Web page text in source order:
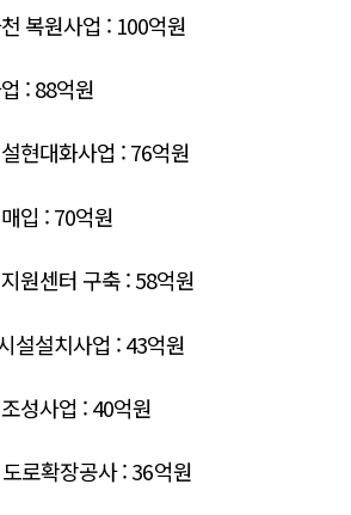
복원사업 : 100억원
: 88억원
현대화사업 : 76억원
입 : 70억원
원센터 구축 : 58억원
설설치사업 : 43억원
성사업 : 40억원
로확장공사 : 36억원